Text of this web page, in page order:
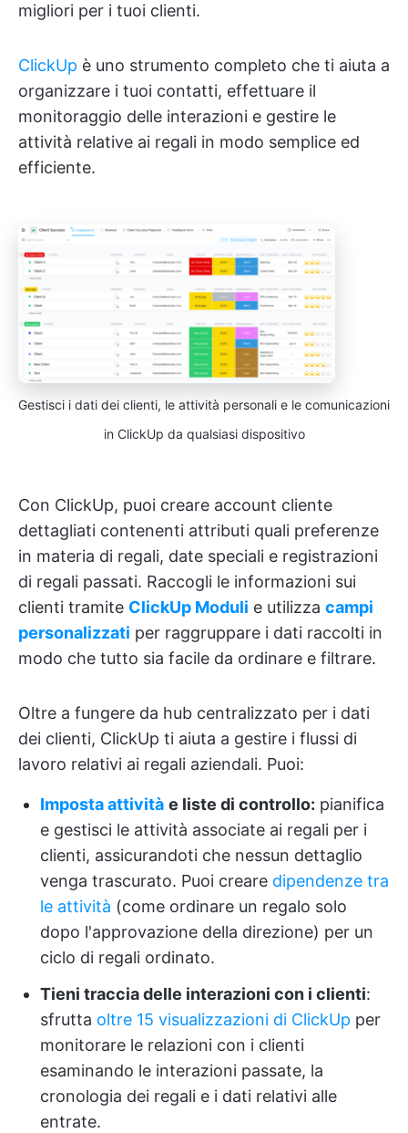
migliori per i tuoi clienti.
ClickUp è uno strumento completo che ti aiuta a
organizzare i tuoi contatti, effettuare il
monitoraggio delle interazioni e gestire le
attività relative ai regali in modo semplice ed
efficiente.
Gestisci i dati dei clienti, le attività personali e le comunicazioni
in ClickUp da qualsiasi dispositivo
Con ClickUp, puoi creare account cliente
dettagliati contenenti attributi quali preferenze
in materia di regali, date speciali e registrazioni
di regali passati. Raccogli le informazioni sui
clienti tramite ClickUp Moduli e utilizza campi
personalizzati per raggruppare i dati raccolti in
modo che tutto sia facile da ordinare e filtrare.
Oltre a fungere da hub centralizzato per i dati
dei clienti, ClickUp ti aiuta a gestire i flussi di
lavoro relativi ai regali aziendali. Puoi:
Imposta attività e liste di controllo: pianifica
e gestisci le attività associate ai regali per i
clienti, assicurandoti che nessun dettaglio
venga trascurato. Puoi creare dipendenze tra
le attività (come ordinare un regalo solo
dopo l'approvazione della direzione) per un
ciclo di regali ordinato.
Tieni traccia delle interazioni con i clienti:
sfrutta oltre 15 visualizzazioni di ClickUp per
monitorare le relazioni con i clienti
esaminando le interazioni passate, la
cronologia dei regali e i dati relativi alle
entrate.